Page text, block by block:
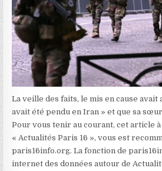
La veille des faits, le mis en cause avait
avait été pendu en Iran » et que sa
Pour vous tenir au courant, cet article
« Actualités Paris 16 », vous est
paris16info.org. La fonction de
internet des données autour de